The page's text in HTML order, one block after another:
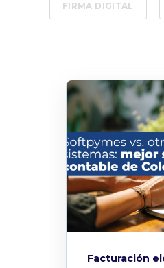
FIRMA DIGITAL
Facturación